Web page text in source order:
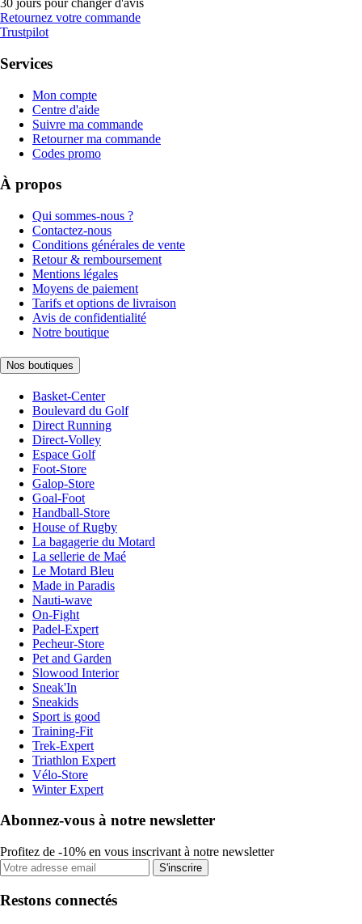
30 jours pour changer d'avis
Retournez votre commande
Trustpilot
Services
Mon compte
Centre d'aide
Suivre ma commande
Retourner ma commande
Codes promo
À propos
Qui sommes-nous ?
Contactez-nous
Conditions générales de vente
Retour & remboursement
Mentions légales
Moyens de paiement
Tarifs et options de livraison
Avis de confidentialité
Notre boutique
Nos boutiques
Basket-Center
Boulevard du Golf
Direct Running
Direct-Volley
Espace Golf
Foot-Store
Galop-Store
Goal-Foot
Handball-Store
House of Rugby
La bagagerie du Motard
La sellerie de Maé
Le Motard Bleu
Made in Paradis
Nauti-wave
On-Fight
Padel-Expert
Pecheur-Store
Pet and Garden
Slowood Interior
Sneak'In
Sneakids
Sport is good
Training-Fit
Trek-Expert
Triathlon Expert
Vélo-Store
Winter Expert
Abonnez-vous à notre newsletter
Profitez de -10% en vous inscrivant à notre newsletter
S'inscrire
Restons connectés